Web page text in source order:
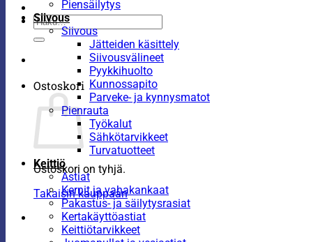
Etsi:
Ostoskori
Ostoskori on tyhjä.
Takaisin kauppaan
Piensäilytys
Siivous
Siivous
Jätteiden käsittely
Siivousvälineet
Pyykkihuolto
Kunnossapito
Parveke- ja kynnysmatot
Pienrauta
Työkalut
Sähkötarvikkeet
Turvatuotteet
Keittiö
Astiat
Kernit ja vahakankaat
Pakastus- ja säilytysrasiat
Kertakäyttöastiat
Keittiötarvikkeet